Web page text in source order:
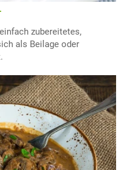
zubereitetes,
als Beilage oder